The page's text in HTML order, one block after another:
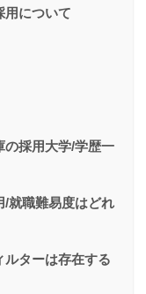
用について
の採用大学/学歴一
/就職難易度はどれ
ルターは存在する